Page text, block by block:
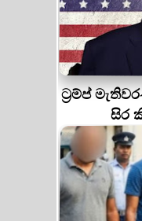
ට්‍රම්ප්
සිර